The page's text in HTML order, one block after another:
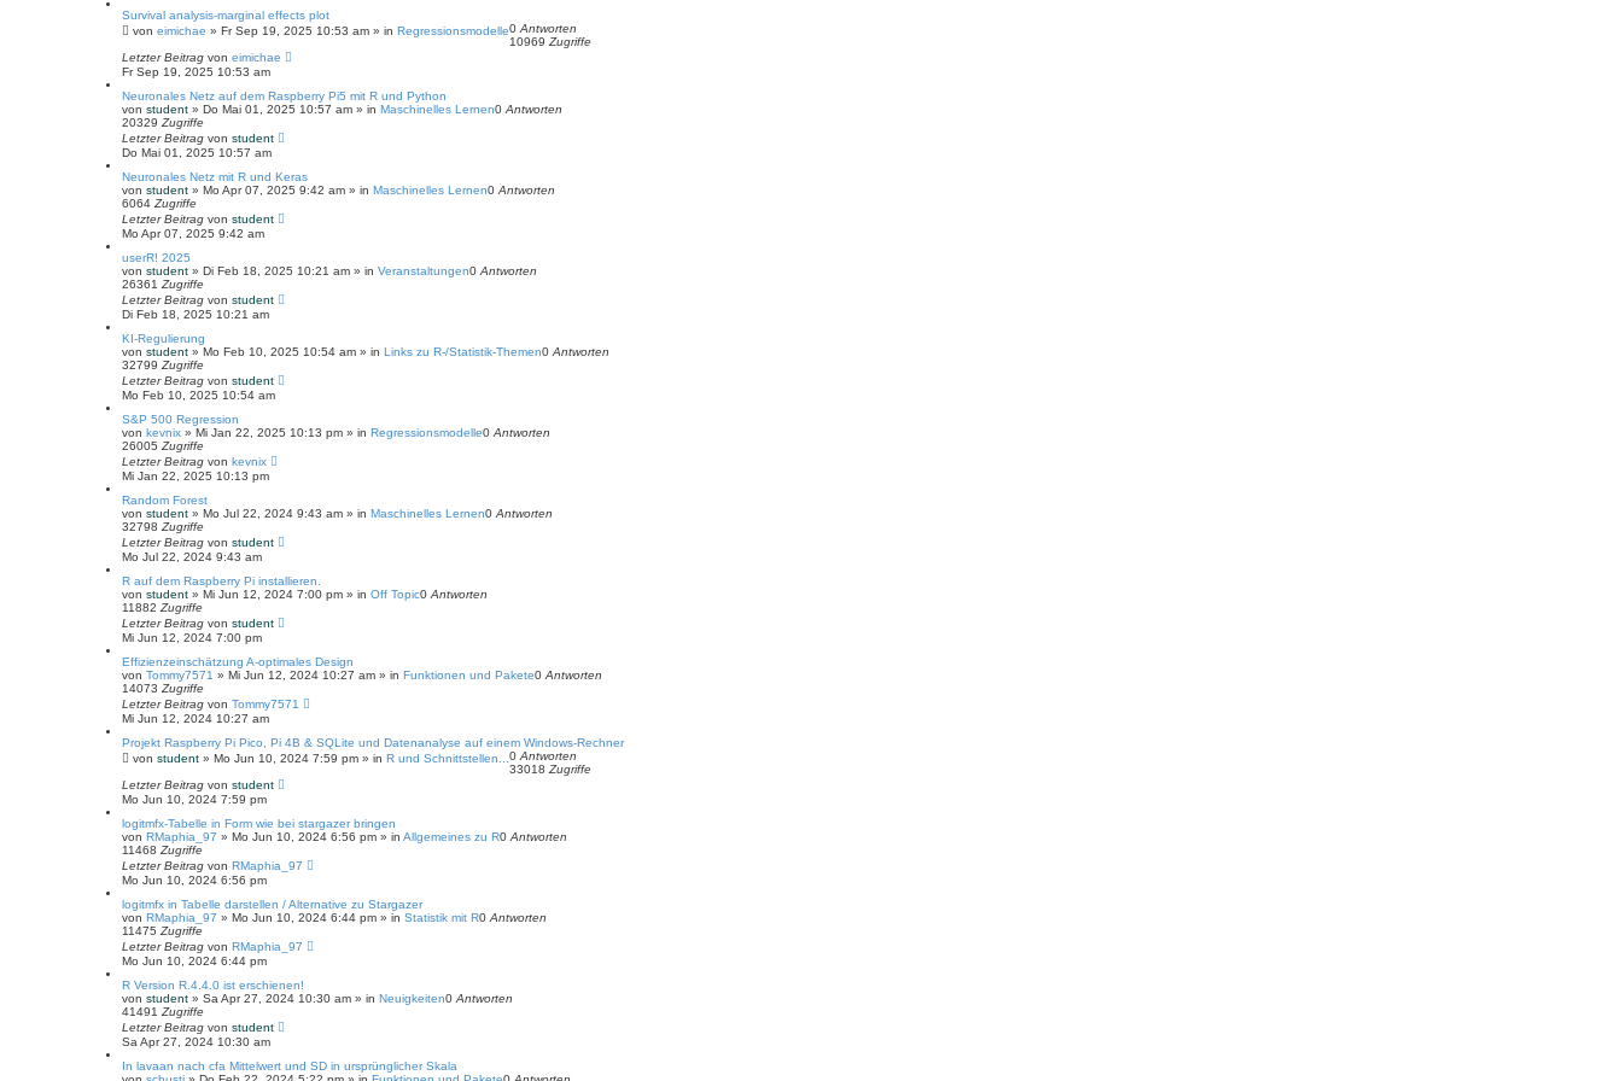
Survival analysis-marginal effects plot
von eimichae » Fr Sep 19, 2025 10:53 am » in Regressionsmodelle0 Antworten
10969 Zugriffe
Letzter Beitrag von eimichae
Fr Sep 19, 2025 10:53 am
Neuronales Netz auf dem Raspberry Pi5 mit R und Python
von student » Do Mai 01, 2025 10:57 am » in Maschinelles Lernen0 Antworten
20329 Zugriffe
Letzter Beitrag von student
Do Mai 01, 2025 10:57 am
Neuronales Netz mit R und Keras
von student » Mo Apr 07, 2025 9:42 am » in Maschinelles Lernen0 Antworten
6064 Zugriffe
Letzter Beitrag von student
Mo Apr 07, 2025 9:42 am
userR! 2025
von student » Di Feb 18, 2025 10:21 am » in Veranstaltungen0 Antworten
26361 Zugriffe
Letzter Beitrag von student
Di Feb 18, 2025 10:21 am
KI-Regulierung
von student » Mo Feb 10, 2025 10:54 am » in Links zu R-/Statistik-Themen0 Antworten
32799 Zugriffe
Letzter Beitrag von student
Mo Feb 10, 2025 10:54 am
S&P 500 Regression
von kevnix » Mi Jan 22, 2025 10:13 pm » in Regressionsmodelle0 Antworten
26005 Zugriffe
Letzter Beitrag von kevnix
Mi Jan 22, 2025 10:13 pm
Random Forest
von student » Mo Jul 22, 2024 9:43 am » in Maschinelles Lernen0 Antworten
32798 Zugriffe
Letzter Beitrag von student
Mo Jul 22, 2024 9:43 am
R auf dem Raspberry Pi installieren.
von student » Mi Jun 12, 2024 7:00 pm » in Off Topic0 Antworten
11882 Zugriffe
Letzter Beitrag von student
Mi Jun 12, 2024 7:00 pm
Effizienzeinschätzung A-optimales Design
von Tommy7571 » Mi Jun 12, 2024 10:27 am » in Funktionen und Pakete0 Antworten
14073 Zugriffe
Letzter Beitrag von Tommy7571
Mi Jun 12, 2024 10:27 am
Projekt Raspberry Pi Pico, Pi 4B & SQLite und Datenanalyse auf einem Windows-Rechner
von student » Mo Jun 10, 2024 7:59 pm » in R und Schnittstellen... 0 Antworten
33018 Zugriffe
Letzter Beitrag von student
Mo Jun 10, 2024 7:59 pm
logitmfx-Tabelle in Form wie bei stargazer bringen
von RMaphia_97 » Mo Jun 10, 2024 6:56 pm » in Allgemeines zu R0 Antworten
11468 Zugriffe
Letzter Beitrag von RMaphia_97
Mo Jun 10, 2024 6:56 pm
logitmfx in Tabelle darstellen / Alternative zu Stargazer
von RMaphia_97 » Mo Jun 10, 2024 6:44 pm » in Statistik mit R0 Antworten
11475 Zugriffe
Letzter Beitrag von RMaphia_97
Mo Jun 10, 2024 6:44 pm
R Version R.4.4.0 ist erschienen!
von student » Sa Apr 27, 2024 10:30 am » in Neuigkeiten0 Antworten
41491 Zugriffe
Letzter Beitrag von student
Sa Apr 27, 2024 10:30 am
In lavaan nach cfa Mittelwert und SD in ursprünglicher Skala